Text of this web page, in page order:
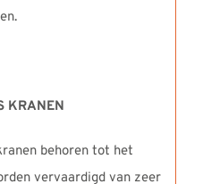
KRANEN
behoren tot het
vervaardigd van zeer